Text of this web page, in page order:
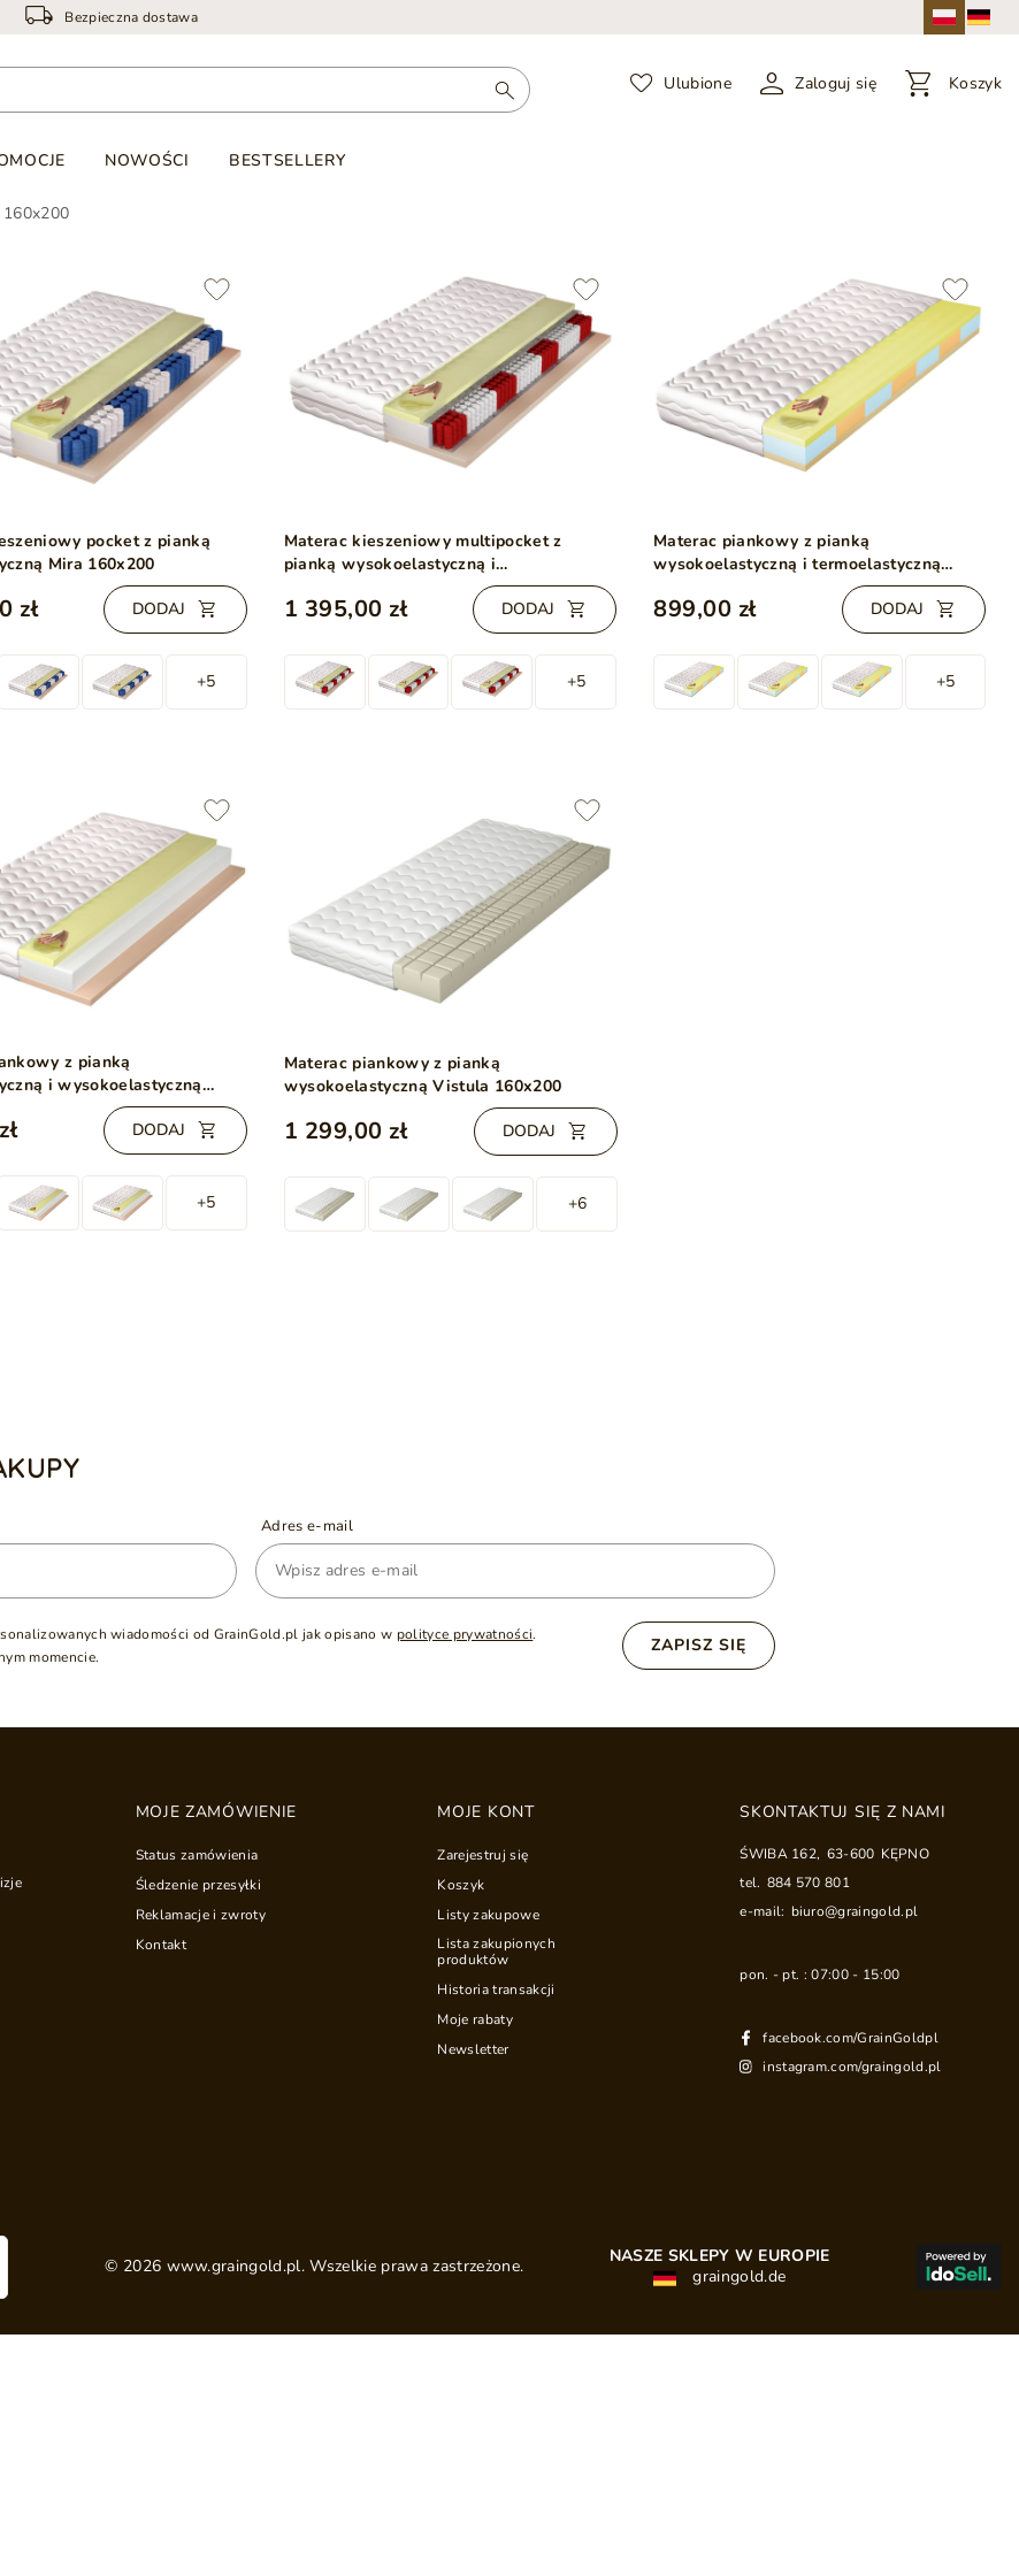
Bezpieczna dostawa
Ulubione Zaloguj się Koszyk
NOWOŚCI BESTSELLERY
160x200
pocket z pianką
Mira 160x200
zł DODAJ
+5
Materac kieszeniowy multipocket z
pianką wysokoelastyczną i
termoelastyczną Avione 160x200
1 395,00 zł DODAJ
+5
Materac piankowy z pianką
wysokoelastyczną i termoelastyczną
899,00 zł DODAJ
+5
z pianką
i wysokoelastyczną
DODAJ
+5
Materac piankowy z pianką
wysokoelastyczną Vistula 160x200
1 299,00 zł DODAJ
+6
Adres e-mail
wiadomości od GrainGold.pl jak opisano w polityce prywatności.
momencie.
ZAPISZ SIĘ
MOJE ZAMÓWIENIE
Status zamówienia
Śledzenie przesyłki
Reklamacje i zwroty
Kontakt
MOJE KONT
Zarejestruj się
Koszyk
Listy zakupowe
Lista zakupionych
produktów
Historia transakcji
Moje rabaty
Newsletter
SKONTAKTUJ SIĘ Z NAMI
ŚWIBA 162, 63-600 KĘPNO
tel. 884 570 801
e-mail: biuro@graingold.pl
pon. - pt. : 07:00 - 15:00
facebook.com/GrainGoldpl
instagram.com/graingold.pl
© 2026 www.graingold.pl. Wszelkie prawa zastrzeżone.
NASZE SKLEPY W EUROPIE
graingold.de